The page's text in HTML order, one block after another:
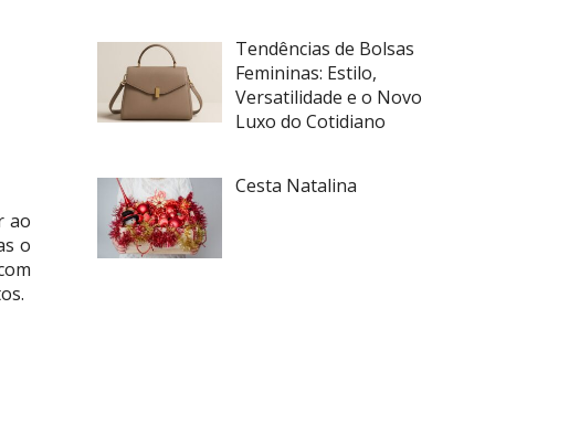
ao
o
Tendências de Bolsas
Femininas: Estilo,
Versatilidade e o Novo
Luxo do Cotidiano
Cesta Natalina